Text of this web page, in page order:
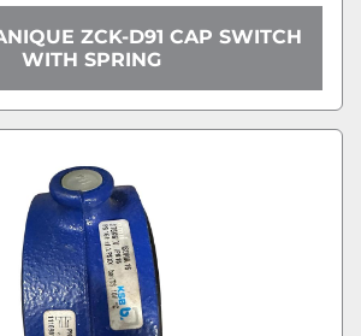
ZCK-D91 CAP SWITCH
WITH SPRING